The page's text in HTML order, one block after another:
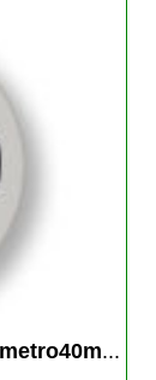
...